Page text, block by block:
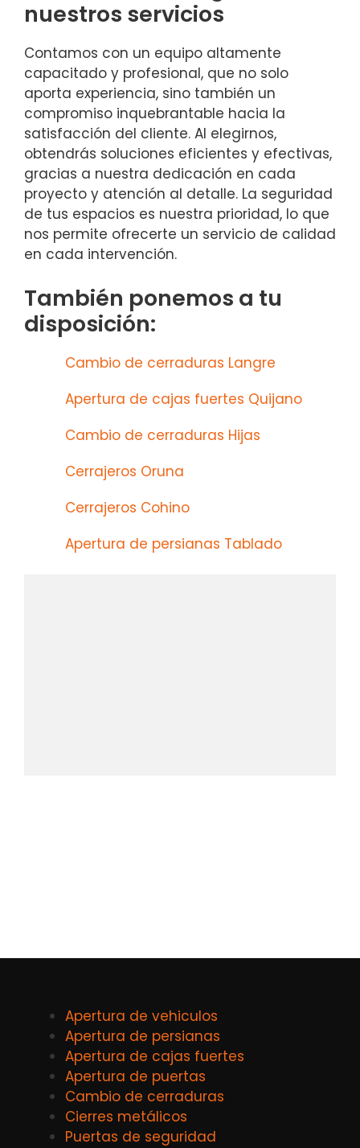
nuestros servicios
Contamos con un equipo altamente
capacitado y profesional, que no solo
aporta experiencia, sino también un
compromiso inquebrantable hacia la
satisfacción del cliente. Al elegirnos,
obtendrás soluciones eficientes y efectivas,
gracias a nuestra dedicación en cada
proyecto y atención al detalle. La seguridad
de tus espacios es nuestra prioridad, lo que
nos permite ofrecerte un servicio de calidad
en cada intervención.
También ponemos a tu
disposición:
Cambio de cerraduras Langre
Apertura de cajas fuertes Quijano
Cambio de cerraduras Hijas
Cerrajeros Oruna
Cerrajeros Cohino
Apertura de persianas Tablado
Apertura de vehiculos
Apertura de persianas
Apertura de cajas fuertes
Apertura de puertas
Cambio de cerraduras
Cierres metálicos
Puertas de seguridad